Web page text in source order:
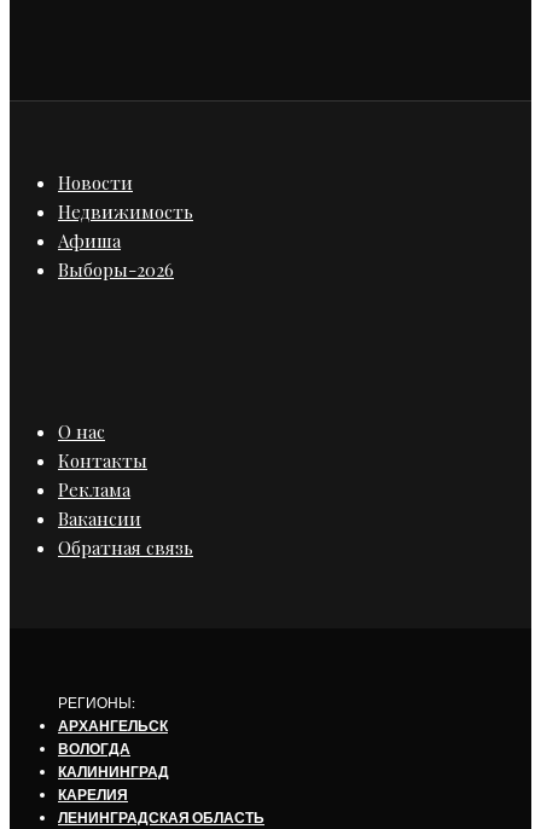
Новости
Недвижимость
Афиша
Выборы-2026
О нас
Контакты
Реклама
Вакансии
Обратная связь
РЕГИОНЫ:
АРХАНГЕЛЬСК
ВОЛОГДА
КАЛИНИНГРАД
КАРЕЛИЯ
ЛЕНИНГРАДСКАЯ ОБЛАСТЬ